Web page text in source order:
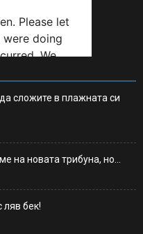
сложите в плажната си
на новата трибуна, но…
бек!